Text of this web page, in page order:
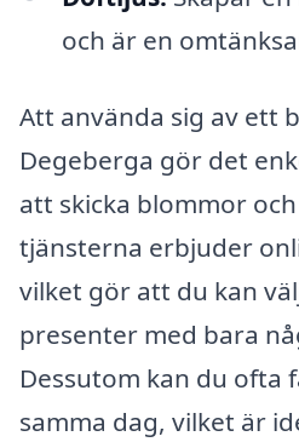
och är en
Att använda sig av ett
Degeberga gör det
att skicka blommor
tjänsterna erbjuder
vilket gör att du kan
presenter med bara
Dessutom kan du ofta
samma dag, vilket är